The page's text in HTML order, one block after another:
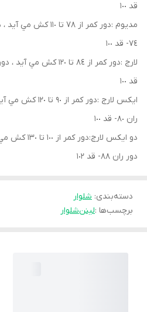
قد ١٠٠
٧٤- قد ١٠٠
قد ١٠٠
ران ٨٠- قد ١٠٠
دور ران ٨٨- قد ١٠٢
دسته‌بندی: شلوار
برچسب‌ها :لیننشلوار